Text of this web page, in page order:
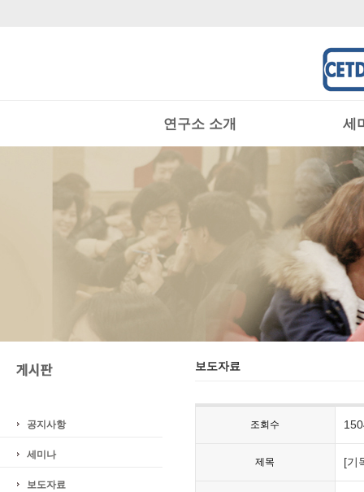
연구소 소개 세
공지사항
세미나
보도자료
보도자료
조회수
제목 [기